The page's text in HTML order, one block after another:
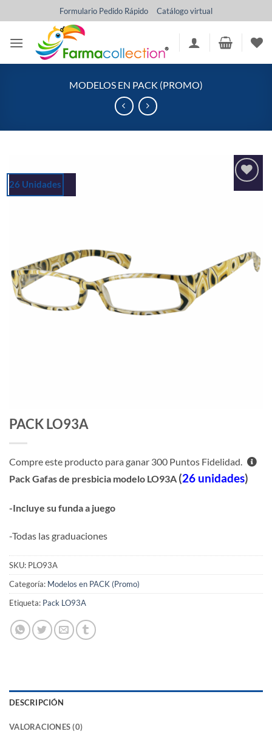
al
contenido
Formulario Pedido Rápido Catálogo virtual
MODELOS EN PACK (PROMO)
26 Unidades
Añadir
PACK LO93A
Compre este producto para ganar 300 Puntos Fidelidad.
Pack Gafas de presbicia modelo LO93A (26 unidades)
-Incluye su funda a juego
-Todas las graduaciones
SKU: PLO93A
Categoría: Modelos en PACK (Promo)
Etiqueta: Pack LO93A
DESCRIPCIÓN
VALORACIONES (0)